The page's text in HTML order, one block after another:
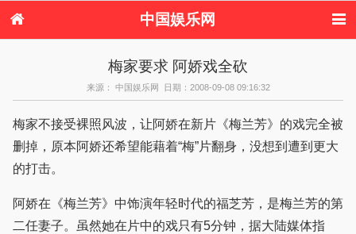
中国娱乐网
日本娱乐 韩国娱乐
音乐新闻 影视新闻
内地明星八卦
港台明星八卦
日本韩国明星
八卦
欧美明星八卦 娱乐评论
梅家要求 阿娇戏全砍
来源： 中国娱乐网 日期：2008-09-08 09:16:32
梅家不接受裸照风波，让阿娇在新片《梅兰芳》的戏完全被
删掉，原本阿娇还希望能藉着“梅”片翻身，没想到遭到更大
的打击。
阿娇在《梅兰芳》中饰演年轻时代的福芝芳，是梅兰芳的第
二任妻子。虽然她在片中的戏只有5分钟，据大陆媒体指